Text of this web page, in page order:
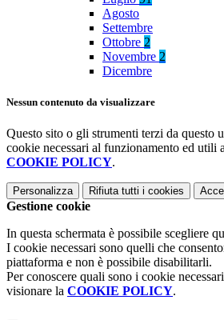
Agosto
Settembre
Ottobre 2
Novembre 2
Dicembre
Nessun contenuto da visualizzare
Questo sito o gli strumenti terzi da questo
cookie necessari al funzionamento ed utili
COOKIE POLICY.
Personalizza Rifiuta tutti i cookies
Gestione cookie
In questa schermata è possibile scegliere
I cookie necessari sono quelli che
piattaforma e non è possibile disabilitarli.
Per conoscere quali sono i cookie
visionare la COOKIE POLICY.